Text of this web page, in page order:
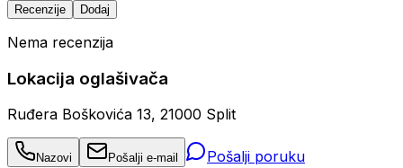
Recenzije Dodaj
Nema recenzija
Lokacija oglašivača
Ruđera Boškovića 13, 21000 Split
Nazovi Pošalji e-mail Pošalji poruku